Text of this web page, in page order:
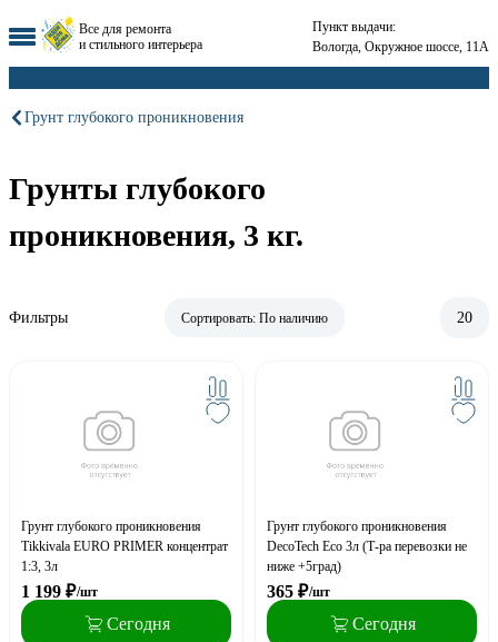
Все для ремонта
и стильного интерьера
Пункт выдачи:
Вологда, Окружное шоссе, 11А
Грунт глубокого проникновения
Грунты глубокого
проникновения, 3 кг.
Фильтры Сортировать: По наличию 20
Грунт глубокого проникновения
Tikkivala EURO PRIMER концентрат
1:3, 3л
1 199 ₽/шт
Сегодня
Грунт глубокого проникновения
DecoTech Eco 3л (Т-ра перевозки не
ниже +5град)
365 ₽/шт
Сегодня